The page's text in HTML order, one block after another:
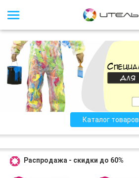
Каталог товаров
Распродажа - скидки до 60%